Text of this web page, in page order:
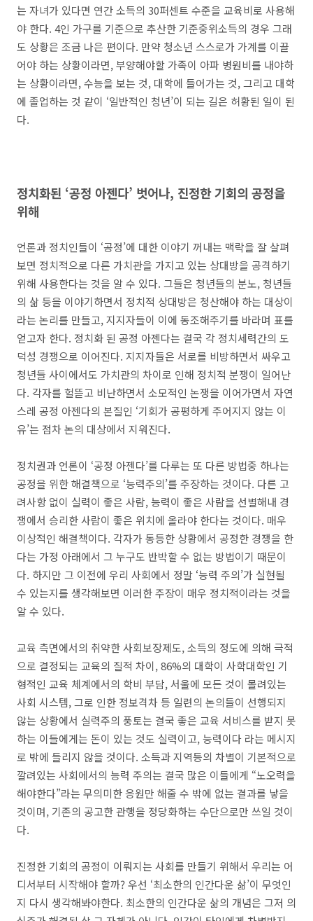
는 자녀가 있다면 연간 소득의 30퍼센트 수준을 교육비로 사용해
야 한다. 4인 가구를 기준으로 추산한 기준중위소득의 경우 그래
도 상황은 조금 나은 편이다. 만약 청소년 스스로가 가계를 이끌
어야 하는 상황이라면,부양해야할 가족이 아파 병원비를 내야하
는 상황이라면,수능을 보는 것, 대학에 들어가는 것,그리고 대학
에 졸업하는 것 같이 ‘일반적인 청년’이 되는 길은 허황된 일이 된
다.
정치화된 ‘공정 아젠다’ 벗어나, 진정한 기회의 공정을
위해
언론과 정치인들이 ‘공정’에 대한 이야기 꺼내는 맥락을 잘 살펴
보면 정치적으로 다른 가치관을 가지고 있는 상대방을 공격하기
위해 사용한다는 것을 알 수 있다. 그들은 청년들의 분노, 청년들
의 삶 등을 이야기하면서 정치적 상대방은 청산해야 하는 대상이
라는 논리를 만들고,지지자들이 이에 동조해주기를 바라며 표를
얻고자 한다. 정치화 된 공정 아젠다는 결국 각 정치세력간의 도
덕성 경쟁으로 이어진다. 지지자들은 서로를 비방하면서 싸우고
청년들 사이에서도 가치관의 차이로 인해 정치적 분쟁이 일어난
다. 각자를 헐뜯고 비난하면서 소모적인 논쟁을 이어가면서 자연
스레 공정 아젠다의 본질인 ‘기회가 공평하게 주어지지 않는 이
유’는 점차 논의 대상에서 지워진다.
정치권과 언론이 ‘공정 아젠다’를 다루는 또 다른 방법중 하나는
공정을 위한 해결책으로 ‘능력주의’를 주장하는 것이다. 다른 고
려사항 없이 실력이 좋은 사람,능력이 좋은 사람을 선별해내 경
쟁에서 승리한 사람이 좋은 위치에 올라야 한다는 것이다. 매우
이상적인 해결책이다. 각자가 동등한 상황에서 공정한 경쟁을 한
다는 가정 아래에서 그 누구도 반박할 수 없는 방법이기 때문이
다. 하지만 그 이전에 우리 사회에서 정말 ‘능력 주의’가 실현될
수 있는지를 생각해보면 이러한 주장이 매우 정치적이라는 것을
알 수 있다.
교육 측면에서의 취약한 사회보장제도,소득의 정도에 의해 극적
으로 결정되는 교육의 질적 차이, 86%의 대학이 사학대학인 기
형적인 교육 체계에서의 학비 부담,서울에 모든 것이 몰려있는
사회 시스템,그로 인한 정보격차 등 일련의 논의들이 선행되지
않는 상황에서 실력주의 풍토는 결국 좋은 교육 서비스를 받지 못
하는 이들에게는 돈이 있는 것도 실력이고,능력이다 라는 메시지
로 밖에 들리지 않을 것이다. 소득과 지역등의 차별이 기본적으로
깔려있는 사회에서의 능력 주의는 결국 많은 이들에게 “노오력을
해야한다”라는 무의미한 응원만 해줄 수 밖에 없는 결과를 낳을
것이며,기존의 공고한 관행을 정당화하는 수단으로만 쓰일 것이
다.
진정한 기회의 공정이 이뤄지는 사회를 만들기 위해서 우리는 어
디서부터 시작해야 할까?우선 ‘최소한의 인간다운 삶’이 무엇인
지 다시 생각해봐야한다. 최소한의 인간다운 삶의 개념은 그저 의